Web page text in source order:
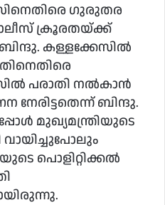
ഗുരുതര
ക്രൂരതയ്ക്ക്
കള്ളക്കേസിൽ
പരാതി നൽകാൻ
നേരിട്ടതെന്ന് ബിന്ദു.
മുഖ്യമന്ത്രിയുടെ
പൊളിറ്റിക്കൽ